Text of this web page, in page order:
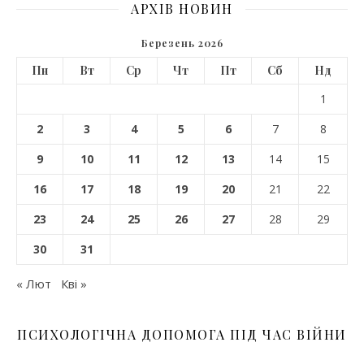
АРХІВ НОВИН
Березень 2026
Пн Вт Ср Чт Пт Сб
Нд
1
2
3 4 5 6 7
8
9
10 11 12 13 14
15
16
17 18 19 20 21
22
23
24 25 26 27 28
29
30
31
« Лют Кві »
ПСИХОЛОГІЧНА ДОПОМОГА ПІД ЧАС ВІЙНИ